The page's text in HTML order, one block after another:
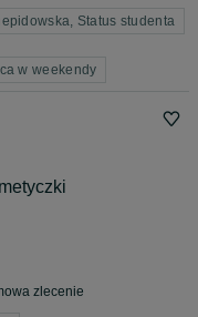
Status studenta
w weekendy
zlecenie